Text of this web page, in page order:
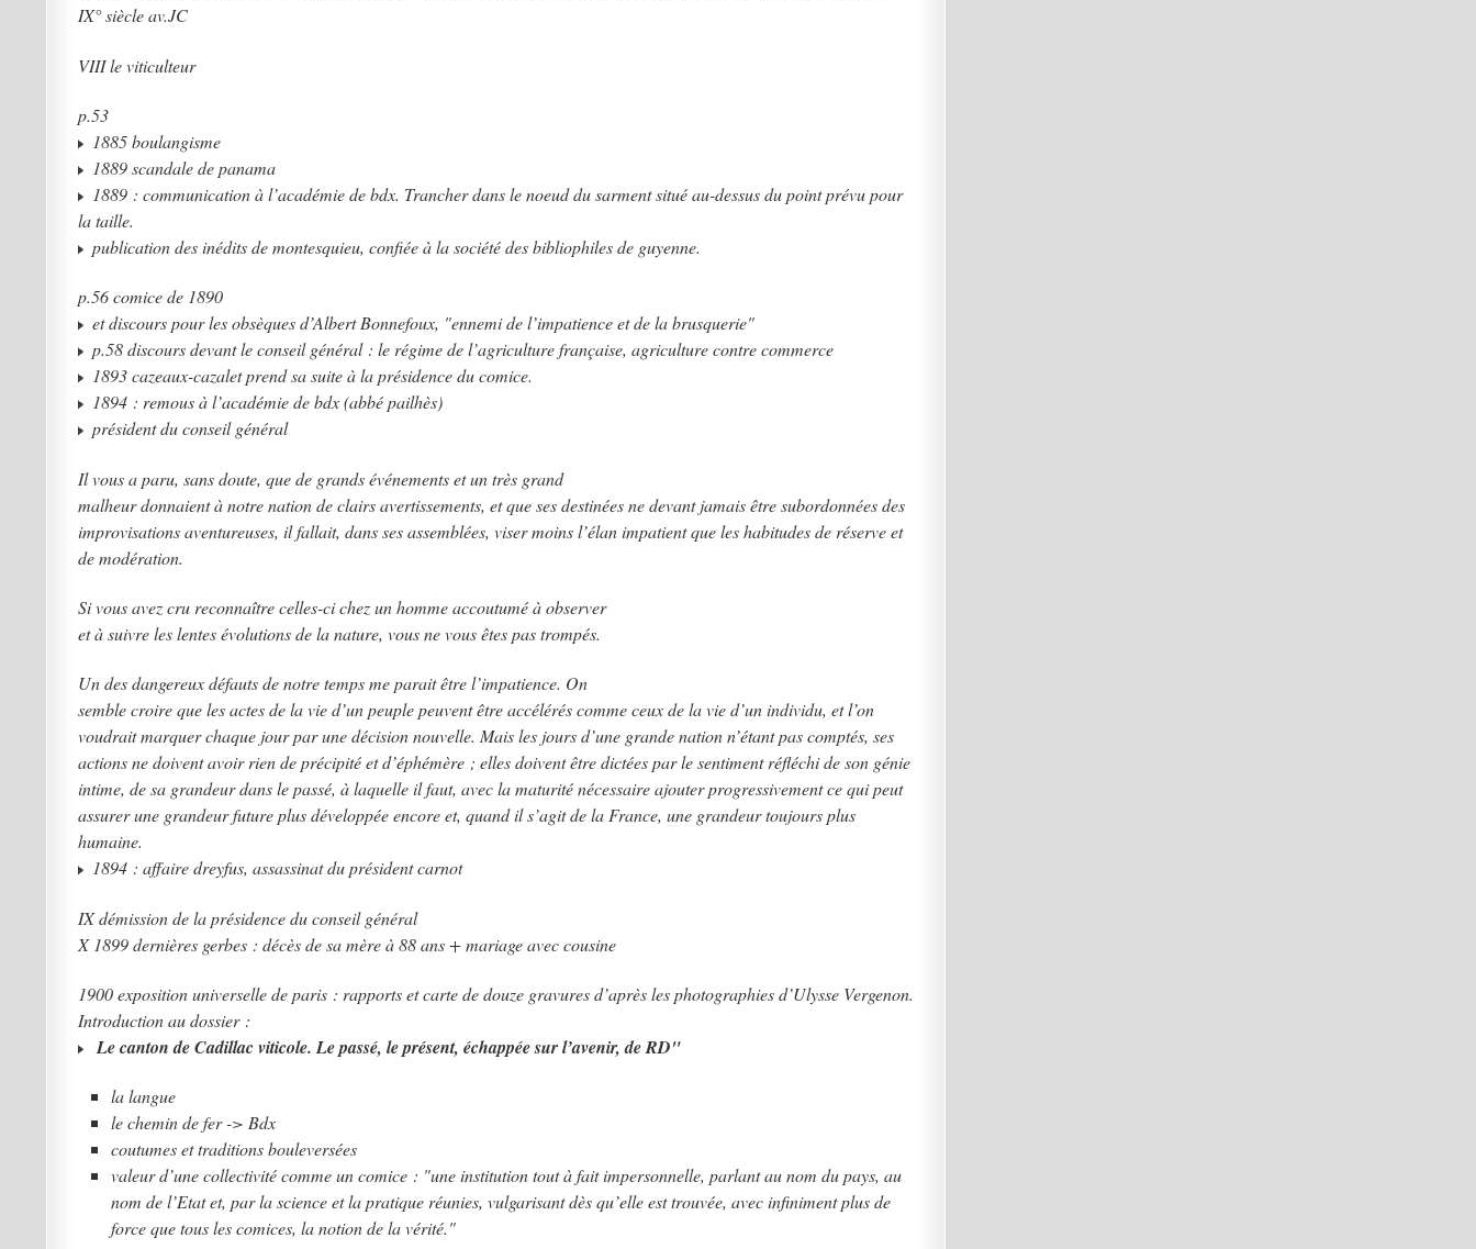
IX° siècle av.JC
VIII le viticulteur
p.53
1885 boulangisme
1889 scandale de panama
1889 : communication à l’académie de bdx. Trancher dans le noeud du sarment situé au-dessus du point prévu pour
la taille.
publication des inédits de montesquieu, confiée à la société des bibliophiles de guyenne.
p.56 comice de 1890
et discours pour les obsèques d’Albert Bonnefoux, "ennemi de l’impatience et de la brusquerie"
p.58 discours devant le conseil général : le régime de l’agriculture française, agriculture contre commerce
1893 cazeaux-cazalet prend sa suite à la présidence du comice.
1894 : remous à l’académie de bdx (abbé pailhès)
président du conseil général
Il vous a paru, sans doute, que de grands événements et un très grand
malheur donnaient à notre nation de clairs avertissements, et que ses destinées ne devant jamais être subordonnées des
improvisations aventureuses, il fallait, dans ses assemblées, viser moins l’élan impatient que les habitudes de réserve et
de modération.
Si vous avez cru reconnaître celles-ci chez un homme accoutumé à observer
et à suivre les lentes évolutions de la nature, vous ne vous êtes pas trompés.
Un des dangereux défauts de notre temps me parait être l’impatience. On
semble croire que les actes de la vie d’un peuple peuvent être accélérés comme ceux de la vie d’un individu, et l’on
voudrait marquer chaque jour par une décision nouvelle. Mais les jours d’une grande nation n’étant pas comptés, ses
actions ne doivent avoir rien de précipité et d’éphémère ; elles doivent être dictées par le sentiment réfléchi de son génie
intime, de sa grandeur dans le passé, à laquelle il faut, avec la maturité nécessaire ajouter progressivement ce qui peut
assurer une grandeur future plus développée encore et, quand il s’agit de la France, une grandeur toujours plus
humaine.
1894 : affaire dreyfus, assassinat du président carnot
IX démission de la présidence du conseil général
X 1899 dernières gerbes : décès de sa mère à 88 ans + mariage avec cousine
1900 exposition universelle de paris : rapports et carte de douze gravures d’après les photographies d’Ulysse Vergenon.
Introduction au dossier :
Le canton de Cadillac viticole. Le passé, le présent, échappée sur l’avenir, de RD"
la langue
le chemin de fer -> Bdx
coutumes et traditions bouleversées
valeur d’une collectivité comme un comice : "une institution tout à fait impersonnelle, parlant au nom du pays, au
nom de l’Etat et, par la science et la pratique réunies, vulgarisant dès qu’elle est trouvée, avec infiniment plus de
force que tous les comices, la notion de la vérité."